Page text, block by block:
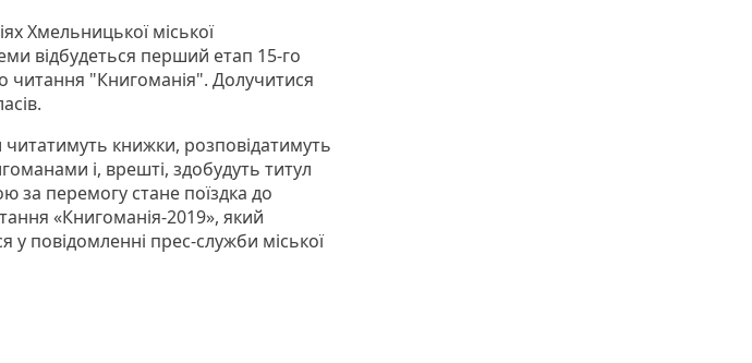
Хмельницької міської
відбудеться перший етап 15-го
читання "Книгоманія". Долучитися
книжки, розповідатимуть
і, врешті, здобудуть титул
за перемогу стане поїздка до
«Книгоманія-2019», який
у повідомленні прес-служби міської